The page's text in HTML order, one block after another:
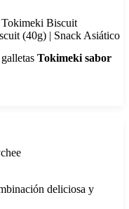
(40g) | Snack Asiático
Tokimeki sabor
deliciosa y